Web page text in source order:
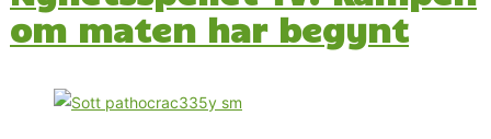
om maten har begynt